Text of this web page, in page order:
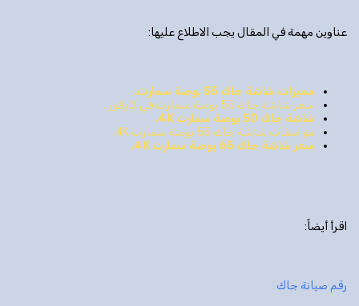
عناوين مهمة في المقال يجب الاطلاع عليها:
مميزات شاشة جاك 55 بوصة سمارت.
سعر شاشة جاك 55 بوصة سمارت في كارفور.
شاشة جاك 50 بوصة سمارت 4
K
.
مواصفات شاشة جاك 55 بوصة سمارت 4K.
سعر شاشة جاك 65 بوصة سمارت 4
K
.
اقرأ أيضاً:
رقم صيانة جاك